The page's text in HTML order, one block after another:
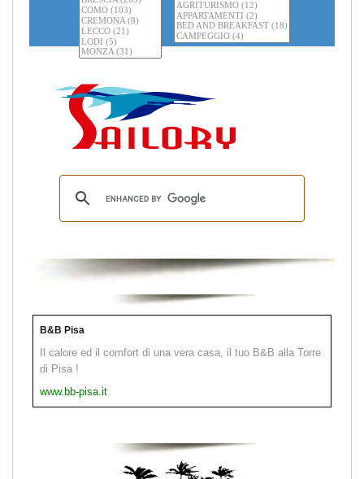
B&B Pisa
Il calore ed il comfort di una vera casa, il tuo B&B alla Torre
di Pisa !
www.bb-pisa.it